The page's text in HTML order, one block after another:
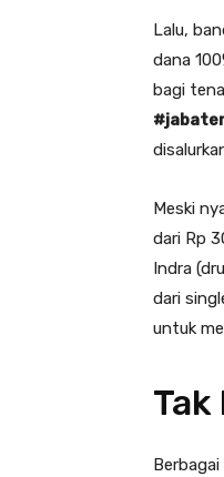
Lalu,
dana
bagi
Meski
dari Rp
Indra
dari
untuk
Tak